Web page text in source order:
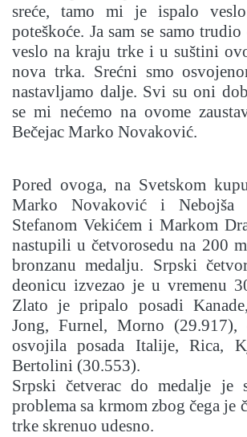
sreće, tamo mi je ispalo
poteškoće. Ja sam se samo
veslo na kraju trke i u suštini
nova trka. Srećni smo
nastavljamo dalje. Svi su oni
se mi nećemo na ovome
Bečejac Marko Novaković.
Pored ovoga, na Svetskom
Marko Novaković i
Stefanom Vekićem i Markom
nastupili u četvorosedu na 200
bronzanu medalju. Srpski
deonicu izvezao je u vremenu
Zlato je pripalo posadi
Jong, Furnel, Morno
osvojila posada Italije, Rica,
Bertolini (30.553).
Srpski četverac do medalje je
problema sa krmom zbog čega je
trke skrenuo udesno.